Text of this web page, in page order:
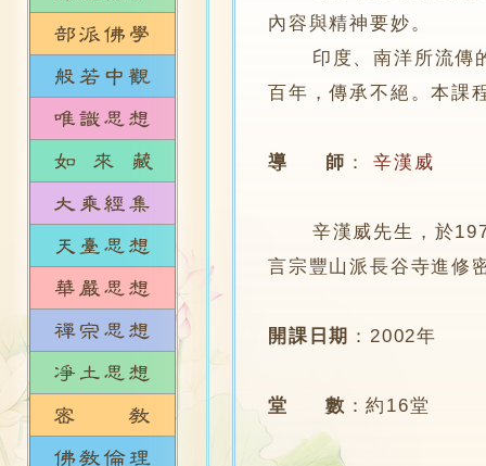
內容與精神要妙。
印度、南洋所流傳的
百年，傳承不絕。本課
導 師 ： 辛漢威
辛漢威先生，於1973
言宗豐山派長谷寺進修
開課日期 ：2002年
堂 數 ：約16堂